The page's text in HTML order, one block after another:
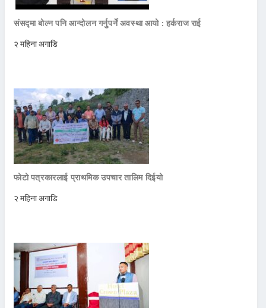
संसद्मा बोल्न पनि आन्दोलन गर्नुपर्ने अवस्था आयो : हर्कराज राई
२ महिना अगाडि
फोटो पत्रकारलाई प्राथमिक उपचार तालिम दिईयो
२ महिना अगाडि